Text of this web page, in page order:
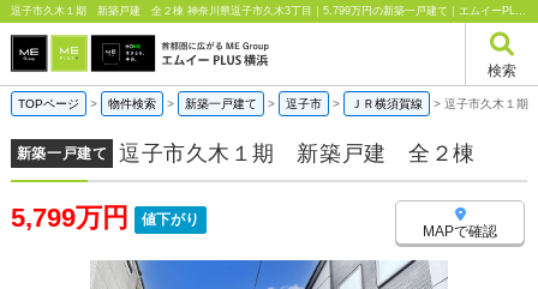
逗子市久木１期 新築戸建 全２棟 神奈川県逗子市久木3丁目｜5,799万円の新築一戸建て｜エムイーPLUS横浜
検索
TOPページ > 物件検索 > 新築一戸建て > 逗子市 > ＪＲ横須賀線 > 逗子市久木１
新築一戸建て 逗子市久木１期 新築戸建 全２棟
5,799万円 値下がり
MAPで確認